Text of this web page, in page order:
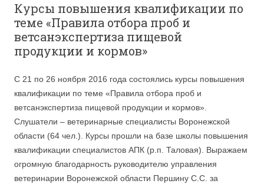
Курсы повышения квалификации по
теме «Правила отбора проб и
ветсанэкспертиза пищевой
продукции и кормов»
С 21 по 26 ноября 2016 года состоялись курсы повышения
квалификации по теме «Правила отбора проб и
ветсанэкспертиза пищевой продукции и кормов».
Слушатели – ветеринарные специалисты Воронежской
области (64 чел.). Курсы прошли на базе школы повышения
квалификации специалистов АПК (р.п. Таловая). Выражаем
огромную благодарность руководителю управления
ветеринарии Воронежской области Першину С.С. за